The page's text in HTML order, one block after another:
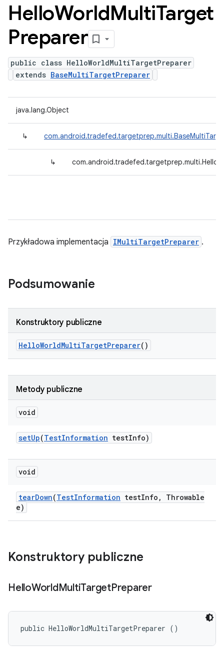
HelloWorldMultiTarget
Preparer
public class HelloWorldMultiTargetPreparer
extends BaseMultiTargetPreparer
java.lang.Object
↳
↳
Przykładowa implementacja IMultiTargetPreparer .
Podsumowanie
Konstruktory publiczne
HelloWorldMultiTargetPreparer()
Metody publiczne
void
setUp(TestInformation testInfo)
void
tearDown(TestInformation testInfo ,
Throwable
e)
Konstruktory publiczne
HelloWorldMultiTargetPreparer
public HelloWorldMultiTargetPreparer ()